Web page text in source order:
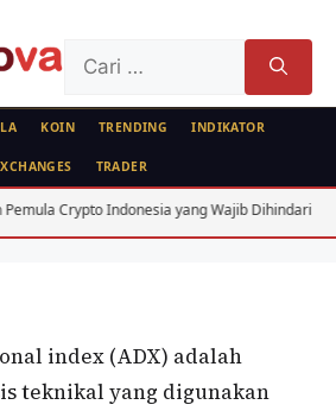
untuk:
KOIN TRENDING INDIKATOR
TRADER
Indonesia yang Wajib Dihindari: 7 Fatal
Index (ADX)
index (ADX) adalah
teknikal yang digunakan